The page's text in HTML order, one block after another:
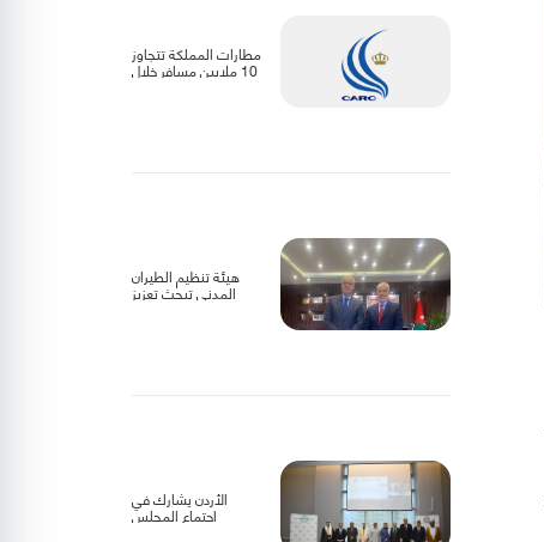
مطارات المملكة تتجاوز
10 ملايين مسافر خلال
هيئة تنظيم الطيران
المدني تبحث تعزيز
التعاون مع الجانب
الأردن يشارك في
اجتماع المجلس
التنفيذي للمنظمة